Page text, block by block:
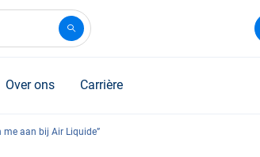
Over ons Carrière
aan bij Air Liquide”